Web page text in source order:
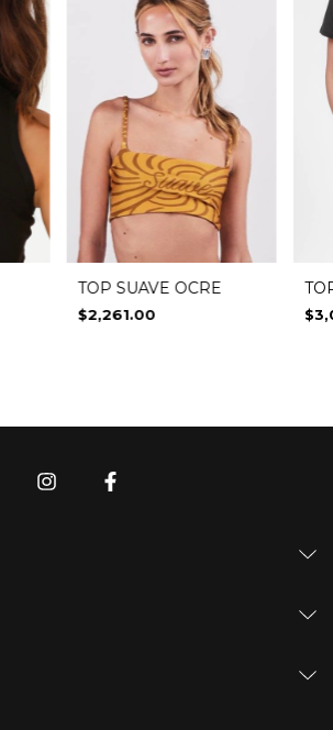
TOP SUAVE OCRE
$2,261.00